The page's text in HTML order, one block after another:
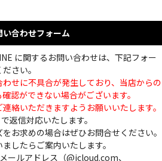
い合わせフォーム
に関するお問い合わせは、下記フォー
さい。
せに不具合が発生しており、当店からの
認ができない場合がございます。
絡いただきますようお願いいたします。
返信対応いたします。
お求めの場合はぜひお問合せください。
したらご案内いたします。
ールアドレス（@icloud.com、